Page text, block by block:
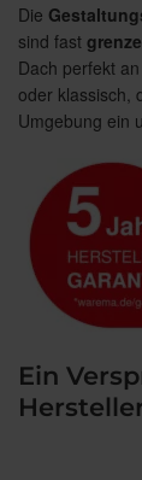
Die
sind fast
Dach perfekt
oder klassisch,
Umgebung ein
Ein